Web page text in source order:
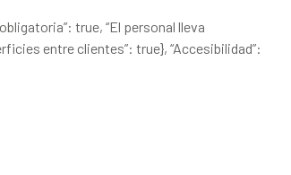
true, “El personal lleva
entre clientes”: true}, “Accesibilidad”: